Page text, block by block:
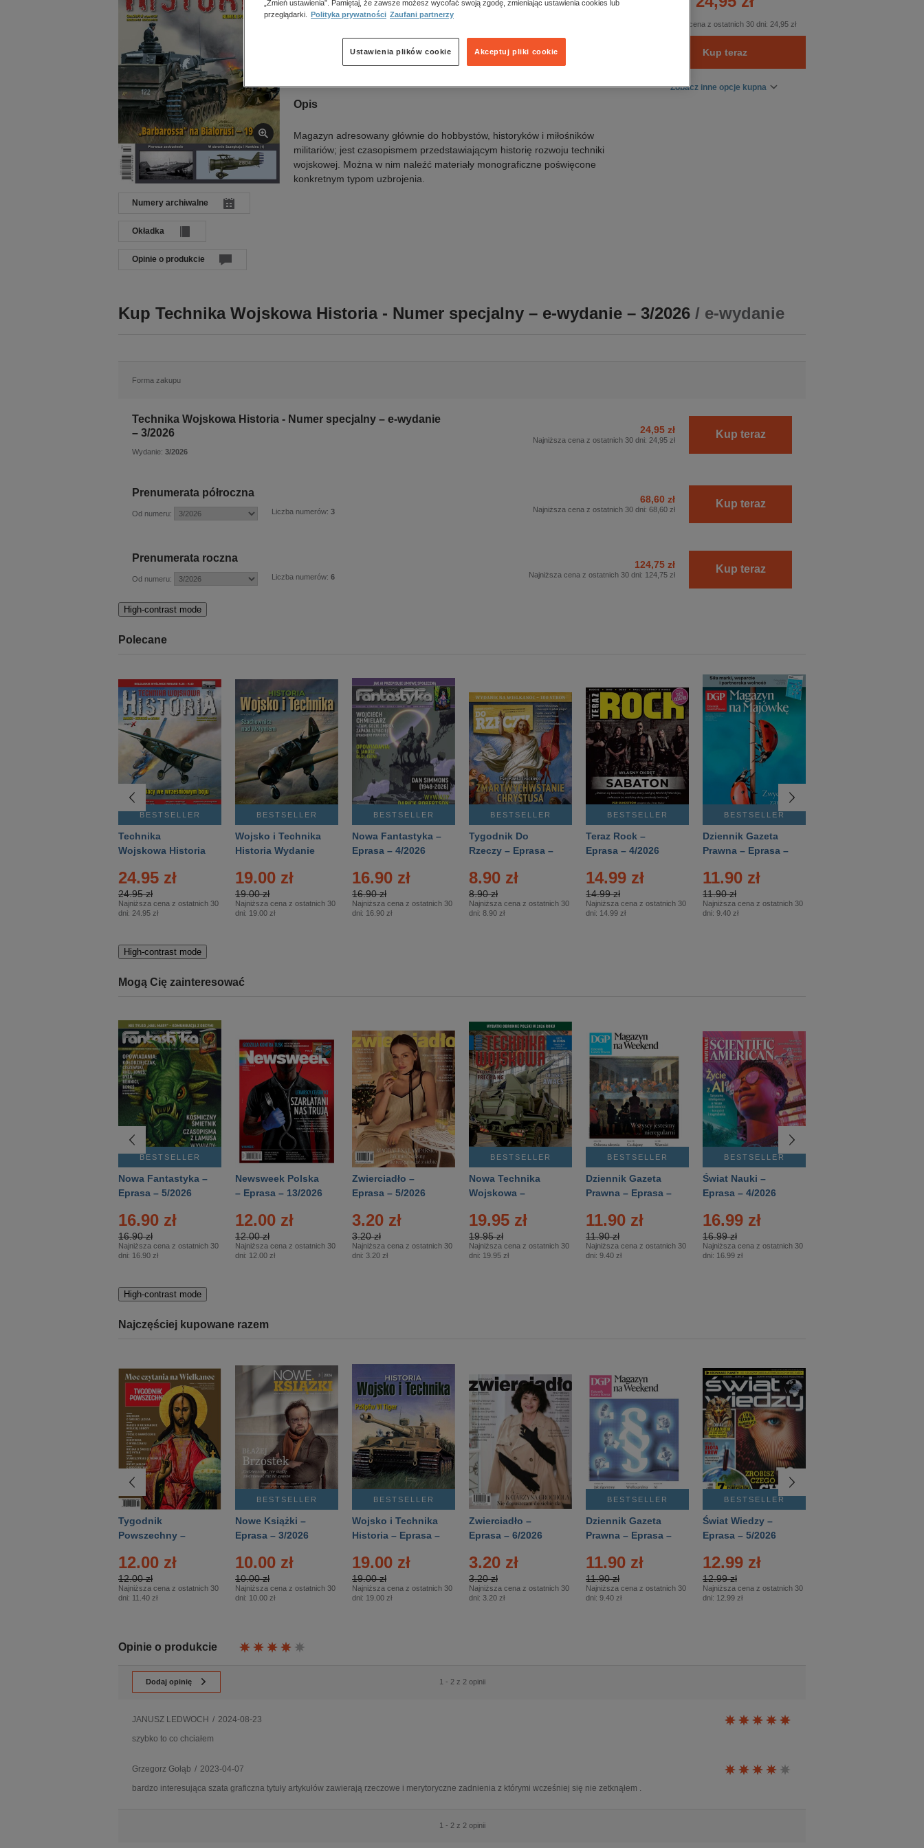
Numery archiwalne
Okładka
Opinie o produkcie
Data wydania:08.07.2026
Język publikacji:polski
2080-9743
Oceń produkt
Opis
Magazyn adresowany głównie do hobbystów, historyków i miłośników
militariów; jest czasopismem przedstawiającym historię rozwoju techniki
wojskowej. Można w nim naleźć materiały monograficzne poświęcone
konkretnym typom uzbrojenia.
Najniższa cena z ostatnich 30 dni: 24,95 zł
Kup teraz
Zobacz inne opcje kupna
Kup Technika Wojskowa Historia - Numer specjalny – e-wydanie – 3/2026 / e-wydanie
Forma zakupu
Technika Wojskowa Historia - Numer specjalny – e-wydanie
– 3/2026
Wydanie: 3/2026
24,95 zł
Najniższa cena z ostatnich 30 dni: 24,95 zł Kup teraz
Prenumerata półroczna
Od numeru: Liczba numerów: 3
68,60 zł
Najniższa cena z ostatnich 30 dni: 68,60 zł Kup teraz
Prenumerata roczna
Od numeru: Liczba numerów: 6
124,75 zł
Najniższa cena z ostatnich 30 dni: 124,75 zł Kup teraz
High-contrast mode
Polecane
BESTSELLER
Technika
Wojskowa Historia
24.95 zł
24.95 zł
Najniższa cena z ostatnich 30
dni: 24.95 zł
BESTSELLER
Wojsko i Technika
Historia Wydanie
– 2/2026
19.00 zł
19.00 zł
Najniższa cena z ostatnich 30
dni: 19.00 zł
BESTSELLER
Nowa Fantastyka –
Eprasa – 4/2026
16.90 zł
16.90 zł
Najniższa cena z ostatnich 30
dni: 16.90 zł
BESTSELLER
Tygodnik Do
Rzeczy – Eprasa –
8.90 zł
8.90 zł
Najniższa cena z ostatnich 30
dni: 8.90 zł
BESTSELLER
Teraz Rock –
Eprasa – 4/2026
14.99 zł
14.99 zł
Najniższa cena z ostatnich 30
dni: 14.99 zł
BESTSELLER
Dziennik Gazeta
Prawna – Eprasa –
11.90 zł
11.90 zł
Najniższa cena z ostatnich 30
dni: 9.40 zł
High-contrast mode
Mogą Cię zainteresować
BESTSELLER
Nowa Fantastyka –
Eprasa – 5/2026
16.90 zł
16.90 zł
Najniższa cena z ostatnich 30
dni: 16.90 zł
Newsweek Polska
– Eprasa – 13/2026
12.00 zł
12.00 zł
Najniższa cena z ostatnich 30
dni: 12.00 zł
Zwierciadło –
Eprasa – 5/2026
3.20 zł
3.20 zł
Najniższa cena z ostatnich 30
dni: 3.20 zł
BESTSELLER
Nowa Technika
Wojskowa –
19.95 zł
19.95 zł
Najniższa cena z ostatnich 30
dni: 19.95 zł
BESTSELLER
Dziennik Gazeta
Prawna – Eprasa –
11.90 zł
11.90 zł
Najniższa cena z ostatnich 30
dni: 9.40 zł
BESTSELLER
Świat Nauki –
Eprasa – 4/2026
16.99 zł
16.99 zł
Najniższa cena z ostatnich 30
dni: 16.99 zł
High-contrast mode
Najczęściej kupowane razem
Tygodnik
Powszechny –
12.00 zł
12.00 zł
Najniższa cena z ostatnich 30
dni: 11.40 zł
BESTSELLER
Nowe Książki –
Eprasa – 3/2026
10.00 zł
10.00 zł
Najniższa cena z ostatnich 30
dni: 10.00 zł
BESTSELLER
Wojsko i Technika
Historia – Eprasa –
19.00 zł
19.00 zł
Najniższa cena z ostatnich 30
dni: 19.00 zł
Zwierciadło –
Eprasa – 6/2026
3.20 zł
3.20 zł
Najniższa cena z ostatnich 30
dni: 3.20 zł
BESTSELLER
Dziennik Gazeta
Prawna – Eprasa –
11.90 zł
11.90 zł
Najniższa cena z ostatnich 30
dni: 9.40 zł
BESTSELLER
Świat Wiedzy –
Eprasa – 5/2026
12.99 zł
12.99 zł
Najniższa cena z ostatnich 30
dni: 12.99 zł
Opinie o produkcie
Dodaj opinię 1 - 2 z 2 opinii
JANUSZ LEDWOCH / 2024-08-23
szybko to co chciałem
Grzegorz Gołąb / 2023-04-07
bardzo interesująca szata graficzna tytuły artykułów zawierają rzeczowe i merytoryczne zadnienia z którymi wcześniej się nie zetknąłem .
1 - 2 z 2 opinii
„Zmień ustawienia”. Pamiętaj, że zawsze możesz wycofać swoją zgodę, zmieniając ustawienia cookies lub
przeglądarki.
Polityka prywatności Zaufani partnerzy
Akceptuj pliki cookie
Ustawienia plików cookie